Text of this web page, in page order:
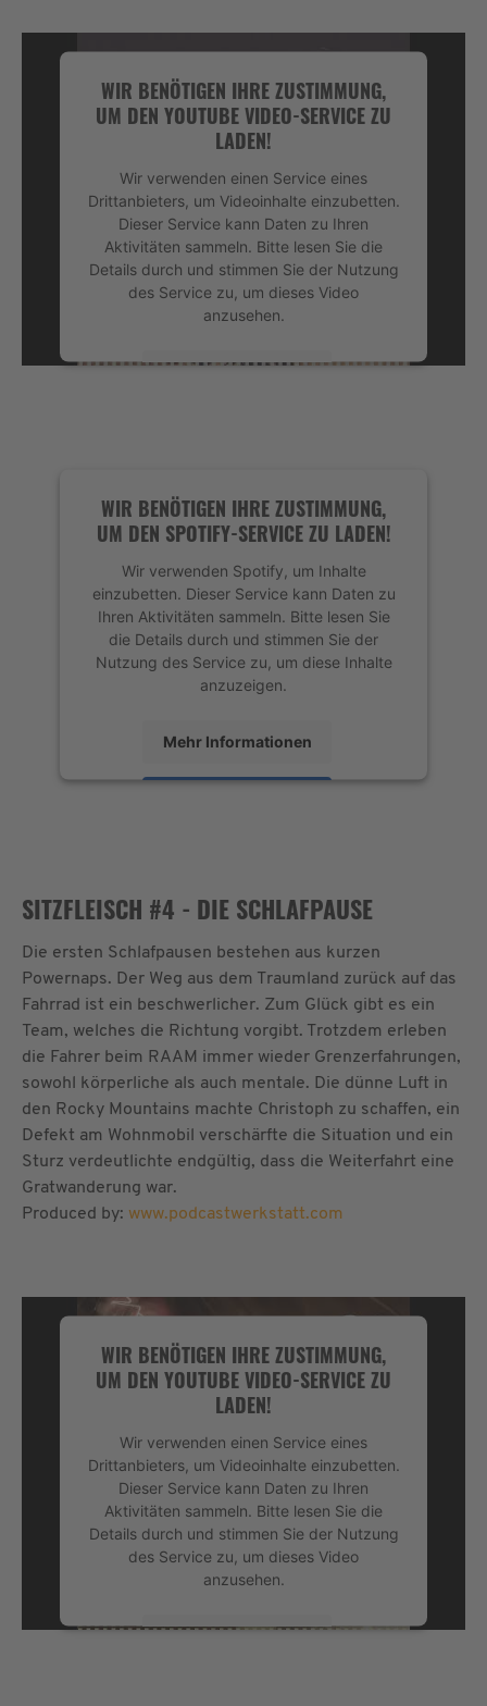
WIR BENÖTIGEN IHRE ZUSTIMMUNG,
UM DEN YOUTUBE VIDEO-SERVICE ZU
LADEN!
Wir verwenden einen Service eines
Drittanbieters, um Videoinhalte einzubetten.
Dieser Service kann Daten zu Ihren
Aktivitäten sammeln. Bitte lesen Sie die
Details durch und stimmen Sie der Nutzung
des Service zu, um dieses Video
anzusehen.
Mehr Informationen
WIR BENÖTIGEN IHRE ZUSTIMMUNG,
UM DEN SPOTIFY-SERVICE ZU LADEN!
Wir verwenden Spotify, um Inhalte
einzubetten. Dieser Service kann Daten zu
Ihren Aktivitäten sammeln. Bitte lesen Sie
die Details durch und stimmen Sie der
Nutzung des Service zu, um diese Inhalte
anzuzeigen.
Mehr Informationen
SITZFLEISCH #4 - DIE SCHLAFPAUSE
Die ersten Schlafpausen bestehen aus kurzen
Powernaps. Der Weg aus dem Traumland zurück auf das
Fahrrad ist ein beschwerlicher. Zum Glück gibt es ein
Team, welches die Richtung vorgibt. Trotzdem erleben
die Fahrer beim RAAM immer wieder Grenzerfahrungen,
sowohl körperliche als auch mentale. Die dünne Luft in
den Rocky Mountains machte Christoph zu schaffen, ein
Defekt am Wohnmobil verschärfte die Situation und ein
Sturz verdeutlichte endgültig, dass die Weiterfahrt eine
Gratwanderung war.
Produced by: www.podcastwerkstatt.com
WIR BENÖTIGEN IHRE ZUSTIMMUNG,
UM DEN YOUTUBE VIDEO-SERVICE ZU
LADEN!
Wir verwenden einen Service eines
Drittanbieters, um Videoinhalte einzubetten.
Dieser Service kann Daten zu Ihren
Aktivitäten sammeln. Bitte lesen Sie die
Details durch und stimmen Sie der Nutzung
des Service zu, um dieses Video
anzusehen.
Mehr Informationen